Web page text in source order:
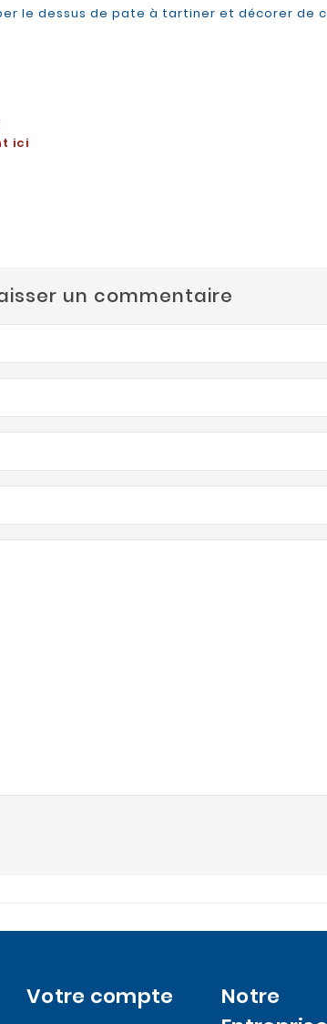
le dessus de pate à tartiner et décorer de
ici
un commentaire
Votre compte
Notre